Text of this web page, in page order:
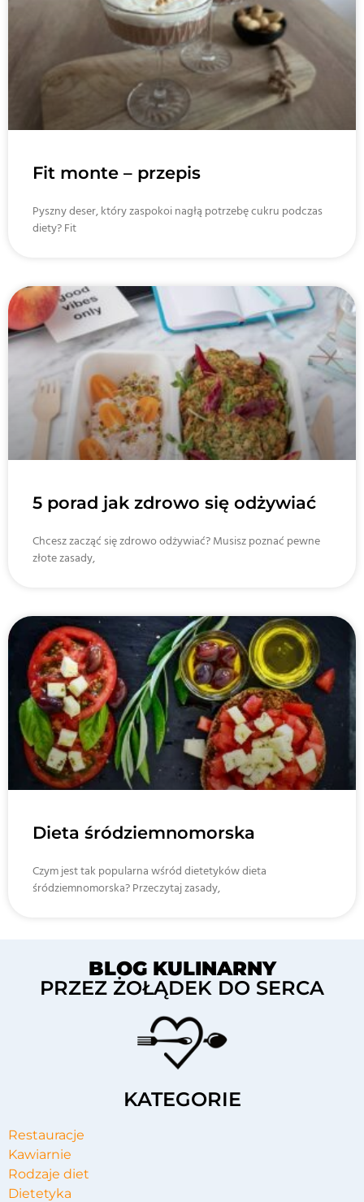
Fit monte – przepis
Pyszny deser, który zaspokoi nagłą potrzebę cukru podczas
diety? Fit
5 porad jak zdrowo się odżywiać
Chcesz zacząć się zdrowo odżywiać? Musisz poznać pewne
złote zasady,
Dieta śródziemnomorska
Czym jest tak popularna wśród dietetyków dieta
śródziemnomorska? Przeczytaj zasady,
BLOG KULINARNY
PRZEZ ŻOŁĄDEK DO SERCA
KATEGORIE
Restauracje
Kawiarnie
Rodzaje diet
Dietetyka